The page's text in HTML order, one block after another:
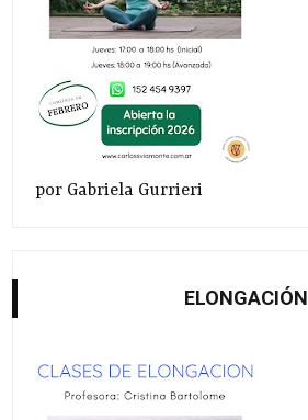
por Gabriela Gurrieri
ELONGACIÓN